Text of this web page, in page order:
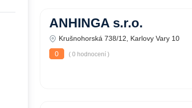
ANHINGA s.r.o.
Krušnohorská 738/12, Karlovy Vary 10
0
( 0 hodnocení )